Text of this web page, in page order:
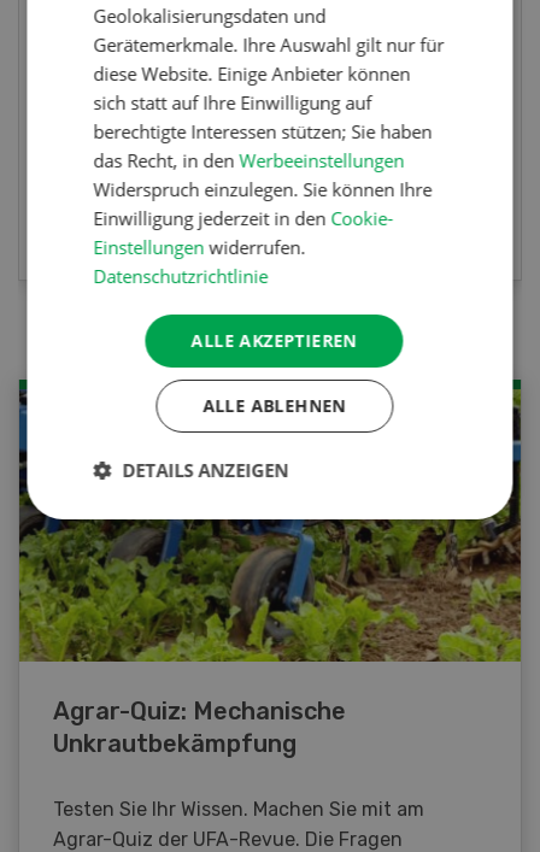
von drei attraktiven
TEILNEHMEN
Taschenmessern
Agrar-Quiz: Mechanische
Unkrautbekämpfung
Testen Sie Ihr Wissen. Machen Sie mit am
Agrar-Quiz der UFA-Revue. Die Fragen
Geolokalisierungsdaten und
Gerätemerkmale. Ihre Auswahl gilt nur für
diese Website. Einige Anbieter können
sich statt auf Ihre Einwilligung auf
berechtigte Interessen stützen; Sie haben
das Recht, in denWerbeeinstellungen
Widerspruch einzulegen. Sie können Ihre
Einwilligung jederzeit in den Cookie-
Einstellungen widerrufen.
Datenschutzrichtlinie
ALLE AKZEPTIEREN
ALLE ABLEHNEN
DETAILS ANZEIGEN